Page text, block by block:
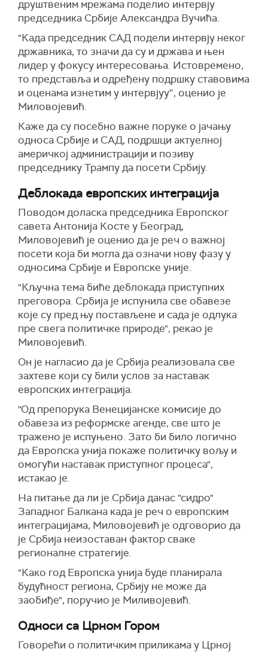
друштвеним мрежама поделио интервју
председника Србије Александра Вучића.
"Када председник САД подели интервју неког
државника, то значи да су и држава и њен
лидер у фокусу интересовања. Истовремено,
то представља и одређену подршку ставовима
и оценама изнетим у интервјуу“, оценио је
Миловојевић.
Каже да су посебно важне поруке о јачању
односа Србије и САД, подршци актуелној
америчкој администрацији и позиву
председнику Трампу да посети Србију.
Деблокада европских интеграција
Поводом доласка председника Европског
савета Антонија Косте у Београд,
Миловојевић је оценио да је реч о важној
посети која би могла да означи нову фазу у
односима Србије и Европске уније.
"Кључна тема биће деблокада приступних
преговора. Србија је испунила све обавезе
које су пред њу постављене и сада је одлука
пре свега политичке природе", рекао је
Миловојевић.
Он је нагласио да је Србија реализовала све
захтеве који су били услов за наставак
европских интеграција.
"Од препорука Венецијанске комисије до
обавеза из реформске агенде, све што је
тражено је испуњено. Зато би било логично
да Европска унија покаже политичку вољу и
омогући наставак приступног процеса",
истакао је.
На питање да ли је Србија данас "сидро"
Западног Балкана када је реч о европским
интеграцијама, Миловојевић је одговорио да
је Србија неизоставан фактор сваке
регионалне стратегије.
"Како год Европска унија буде планирала
будућност региона, Србију не може да
заобиђе", поручио је Миливојевић.
Односи са Црном Гором
Говорећи о политичким приликама у Црној